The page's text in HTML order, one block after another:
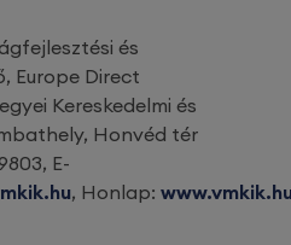
és
Europe Direct
Kereskedelmi és
Honvéd tér
E-
, Honlap: